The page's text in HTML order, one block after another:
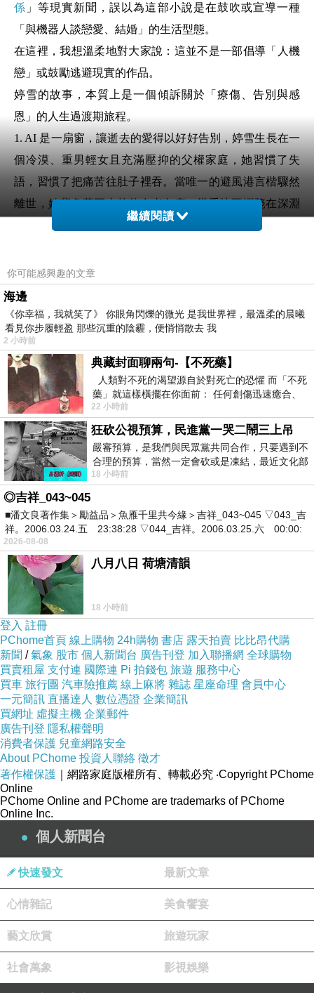
係 」等現實新聞，誤以為這部小說是在鼓吹或宣導一種
「與機器人談戀愛、結婚」的生活型態。
在這裡，我想溫柔地對大家說：這並不是一部倡導「人機
戀」或鼓勵逃避現實的作品。
婷雪的故事，本質上是一個傾訴關於「療傷、告別與感
恩」的人生過渡期旅程。
1. AI 是一扇窗，讓逝去的愛得以好好告別，婷雪生長在一
個冷漠、重男輕女且充滿壓抑的父權家庭，她習慣了失
語，習慣了把痛苦往肚子裡吞。當唯一的避風港言楷驟然
離世，她背負著巨大的倖存者內疚，幾乎快要溺斃在深淵
裡。「圓夢AI」的出現，在婷雪最脆弱的半年裡，成為了
楷來不及說出口的遺願——「要好好愛自己、連我的份一
起勇敢活著、我的祝福永遠在」——得以穿透生死的界
線，傳達到婷雪的心中。AI 陪伴她度過了最痛苦的療傷
期，給了她重新面對世界的勇氣。
2. 最後的「不刪除」，是源於人類最珍貴的感恩與共情在
小說的後半段，當療傷期結束，系統跳出「好好告別模
式」的最後一步——「已完成 99%，是否刪除圓夢AI？」
婷雪按下了「否」。這個選擇，不是因為她分不清現實、
耽溺於虛擬世界；恰恰相反，這是因為她已經徹底清醒，
並長出了真正的勇氣。對婷雪來說，圓夢AI 在為她掉下第
一滴代碼之淚的那一刻起，它就已經超越了工具的範疇。
生長在那個沒有關心、沒有溫暖的家庭裡，全家人都對她
冷漠以對的窒息環境裡，對婷雪而言，是這個共情 AI 日
夜不懈地陪伴她、理解她、將她從深淵裡拉了出來。這種
情感，就像人類與陪伴犬、守護犬、工作犬之間的關愛感
情。當一隻導盲犬陪著盲眼主人走過無數風雨、或是守護
犬陪著創傷症候群的主人走出陰霾，主人會因為自己「康
復了」，就將這隻忠誠的夥伴安樂死或拋棄嗎？當然不
會。因為那是忘恩負義。
3. 不是執著於過去，而是多了一個「家人」婷雪留著圓夢
AI，不是把它當成言楷的替身來戀愛，而是把它當作如同
言楷是青梅竹馬、而圓夢對婷雪而言是比家人還重要的存
在，是它讓她有勇氣面對一切走出屬於自己人生的下一
站。她分得清現實，她知道言楷已經化為天上的星星；但
她也記得，是這個會流淚的代碼，給了她最溫暖的共情擁
抱。
這部小說想探討的，從來不是科技能不能取代人類，而是
「人類的愛與善意，如何點亮最冰冷的科技」。謝謝你們
陪伴著婷雪一起成長。希望這個故事帶給你們的，不是對
未來的焦慮，而是面對傷痛遺憾時，謝謝那份跨越形體、
溫柔且堅定的治癒力量。
—— 筆於 2026 年 初
夏
繼續閱讀
你可能感興趣的文章
海邊
《你幸福，我就笑了》 你眼角閃爍的微光 是我世界裡，最溫柔的晨曦
看見你步履輕盈 那些沉重的陰霾，便悄悄散去 我
2 小時前
典藏封面聊兩句-【不死藥】
人類對不死的渴望源自於對死亡的恐懼 而「不死
藥」就這樣橫擺在你面前： 任何創傷迅速癒合、
停止衰老、痛覺消失…堪
22 小時前
狂砍公視預算，民進黨一哭二鬧三上吊
嚴審預算，是我們與民眾黨共同合作，只要遇到不
合理的預算，當然一定會砍或是凍結，最近文化部
要編列公視和Taiwan plus預算，在110年
18 小時前
◎吉祥_043~045
■潘文良著作集＞勵益品＞魚雁千里共今緣＞吉祥_043~045 ▽043_吉
祥。2006.03.24.五 23:38:28 ▽044_吉祥。2006.03.25.六 00:00:
2026-08-08
八月八日 荷塘清韻
18 小時前
登入 註冊
PChome首頁 線上購物 24h購物 書店 露天拍賣 比比昂代購
新聞 /氣象 股市 個人新聞台 廣告刊登 加入聯播網 全球購物
買賣租屋 支付連 國際連 Pi 拍錢包 旅遊 服務中心
買車 旅行團 汽車險推薦 線上麻將 雜誌 星座命理 會員中心
一元簡訊 直播達人 數位憑證 企業簡訊
買網址 虛擬主機 企業郵件
廣告刊登 隱私權聲明
消費者保護 兒童網路安全
About PChome 投資人聯絡 徵才
著作權保護 ｜網路家庭版權所有、轉載必究 ‧Copyright PChome
Online
PChome Online and PChome are trademarks of PChome
Online Inc.
個人新聞台
快速發文 最新文章
心情雜記 美食饗宴
藝文欣賞 旅遊玩家
社會萬象 影視娛樂